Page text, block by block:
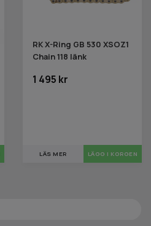
RK X-Ring GB 530 XSOZ1
Chain 118 länk
1 495 kr
LÄS MER